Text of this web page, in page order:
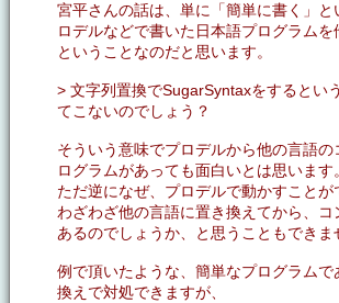
宮平さんの話は、単に「簡単に書く」
ロデルなどで書いた日本語プログラム
ということなのだと思います。
> 文字列置換でSugarSyntaxをするとい
てこないのでしょう？
そういう意味でプロデルから他の言語
ログラムがあっても面白いとは思います。
ただ逆になぜ、プロデルで動かすことが
わざわざ他の言語に置き換えてから、
あるのでしょうか、と思うこともできま
例で頂いたような、簡単なプログラムで
換えで対処できますが、